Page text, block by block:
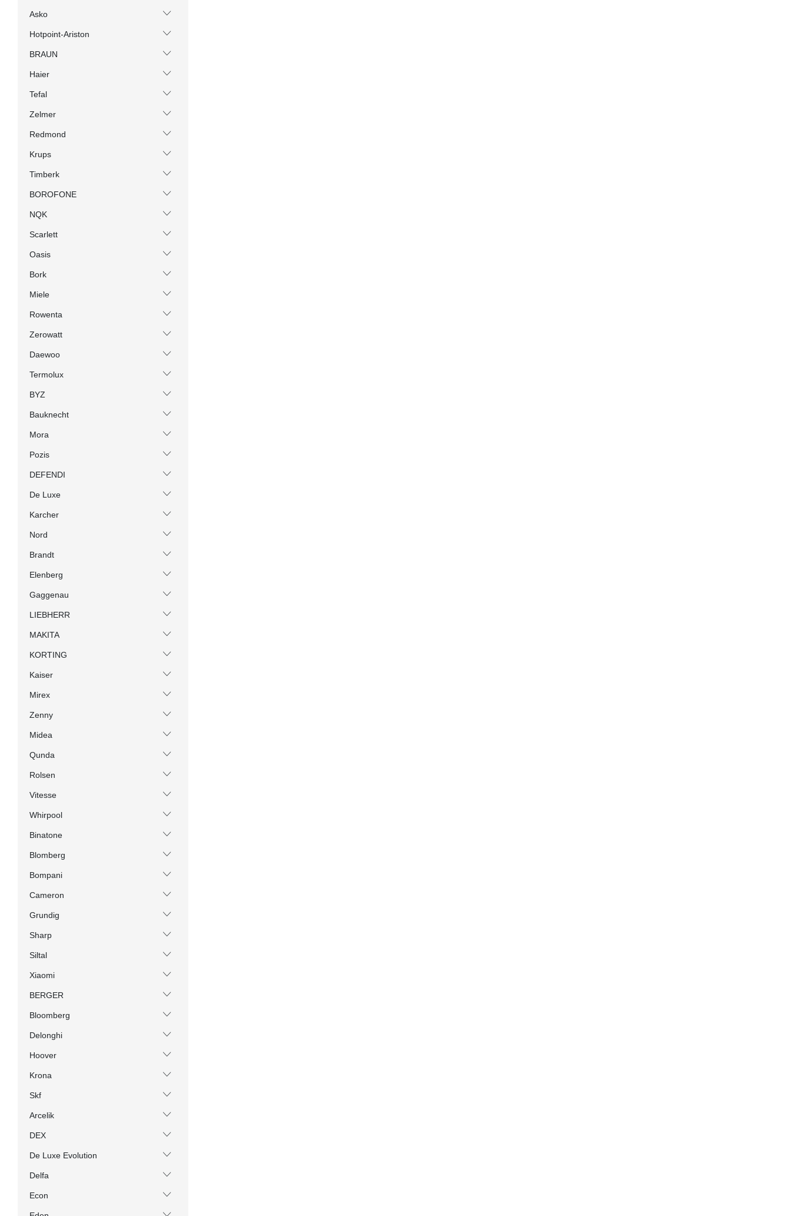
Asko
Hotpoint-Ariston
BRAUN
Haier
Tefal
Zelmer
Redmond
Krups
Timberk
BOROFONE
NQK
Scarlett
Oasis
Bork
Miele
Rowenta
Zerowatt
Daewoo
Termolux
BYZ
Bauknecht
Mora
Pozis
DEFENDI
De Luxe
Karcher
Nord
Brandt
Elenberg
Gaggenau
LIEBHERR
MAKITA
KORTING
Kaiser
Mirex
Zenny
Midea
Qunda
Rolsen
Vitesse
Whirpool
Binatone
Blomberg
Bompani
Cameron
Grundig
Sharp
Siltal
Xiaomi
BERGER
Bloomberg
Delonghi
Hoover
Krona
Skf
Arcelik
DEX
De Luxe Evolution
Delfa
Econ